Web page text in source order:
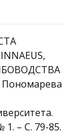
Пономарева
1. – С. 79-85.